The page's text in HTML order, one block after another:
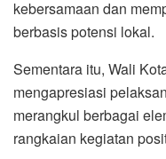
kebersamaan dan
berbasis potensi lokal.
Sementara itu, Wali
mengapresiasi
merangkul berbagai
rangkaian kegiatan